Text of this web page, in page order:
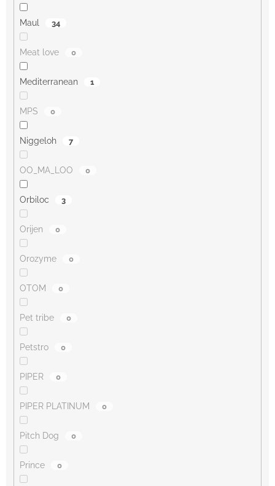
Maul 34
Meat love 0
Mediterranean 1
MPS 0
Niggeloh 7
OO_MA_LOO 0
Orbiloc 3
Orijen 0
Orozyme 0
OTOM 0
Pet tribe 0
Petstro 0
PIPER 0
PIPER PLATINUM 0
Pitch Dog 0
Prince 0